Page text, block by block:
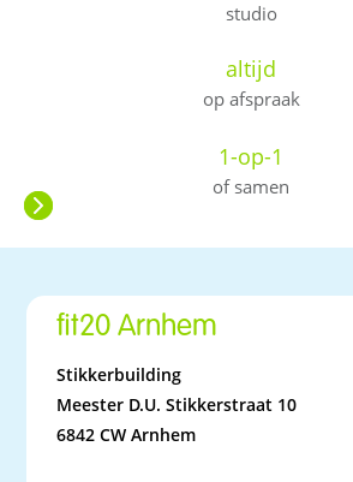
studio
altijd
op afspraak
1-op-1
of samen
fit20 Arnhem
Stikkerbuilding
Meester D.U. Stikkerstraat 10
6842 CW Arnhem